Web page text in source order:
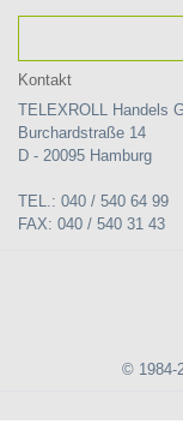
Kontakt
TELEXROLL Handels
Burchardstraße 14
D - 20095 Hamburg
TEL.: 040 / 540 64 99
FAX: 040 / 540 31 43
© 1984-